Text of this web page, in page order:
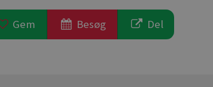
Gem Besøg Del